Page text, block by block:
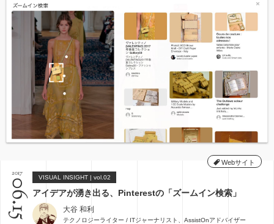
Webサイト
2017
06.15
VISUAL INSIGHT | vol.02
アイデアが湧き出る、Pinterestの「ズームイン検索」
大谷 和利
テクノロジーライター / ITジャーナリスト、AssistOnアドバイザー